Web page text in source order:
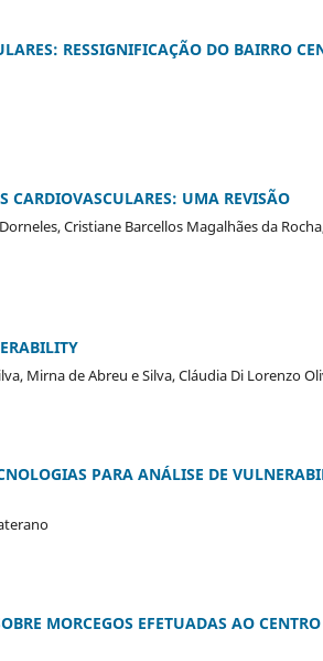
RESSIGNIFICAÇÃO DO BAIRRO
CARDIOVASCULARES: UMA REVISÃO
Cristiane Barcellos Magalhães da
Mirna de Abreu e Silva, Cláudia Di Lorenzo
PARA ANÁLISE DE
MORCEGOS EFETUADAS AO